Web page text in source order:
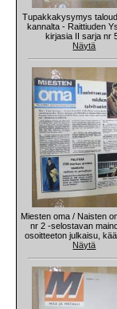
Tupakkakysymys
kannalta - Raittiuden
kirjasia II sarja nr
Näytä
Miesten oma / Naisten
nr 2 -selostavan
osoitteeton julkaisu,
Näytä